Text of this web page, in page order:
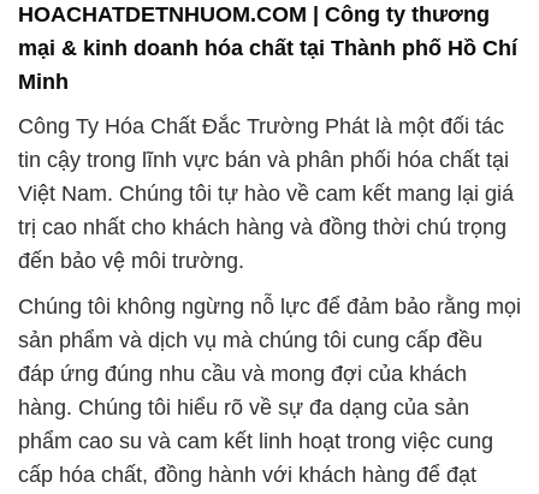
HOACHATDETNHUOM.COM | Công ty thương
mại & kinh doanh hóa chất tại Thành phố Hồ Chí
Minh
Công Ty Hóa Chất Đắc Trường Phát là một đối tác
tin cậy trong lĩnh vực bán và phân phối hóa chất tại
Việt Nam. Chúng tôi tự hào về cam kết mang lại giá
trị cao nhất cho khách hàng và đồng thời chú trọng
đến bảo vệ môi trường.
Chúng tôi không ngừng nỗ lực để đảm bảo rằng mọi
sản phẩm và dịch vụ mà chúng tôi cung cấp đều
đáp ứng đúng nhu cầu và mong đợi của khách
hàng. Chúng tôi hiểu rõ về sự đa dạng của sản
phẩm cao su và cam kết linh hoạt trong việc cung
cấp hóa chất, đồng hành với khách hàng để đạt